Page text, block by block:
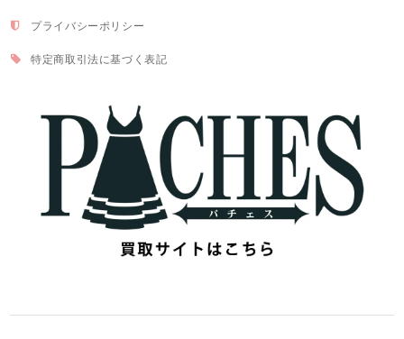
プライバシーポリシー
特定商取引法に基づく表記